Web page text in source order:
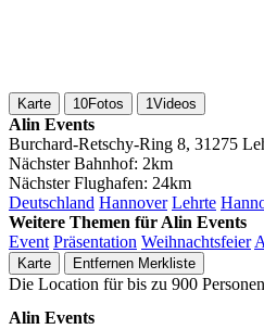
Karte 10Fotos 1Videos
Alin Events
Burchard-Retschy-Ring 8, 31275
Nächster Bahnhof: 2km
Nächster Flughafen: 24km
Deutschland Hannover Lehrte
Weitere Themen für Alin Events
Event Präsentation Weihnachtsfeier
Karte Entfernen Merkliste
Die Location für bis zu 900
Alin Events